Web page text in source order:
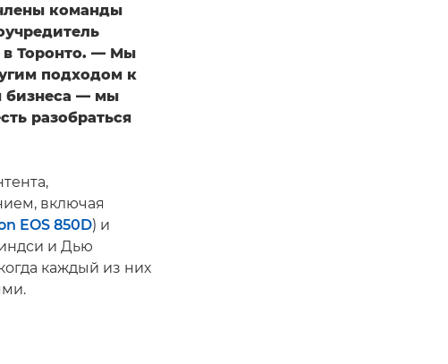
команды
в Торонто. — Мы
подходом к
бизнеса — мы
разобраться
включая
EOS 850D) и
и Дью
каждый из них